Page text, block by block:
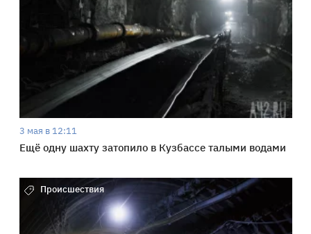
3 мая в 12:11
Ещё одну шахту затопило в Кузбассе талыми водами
Происшествия